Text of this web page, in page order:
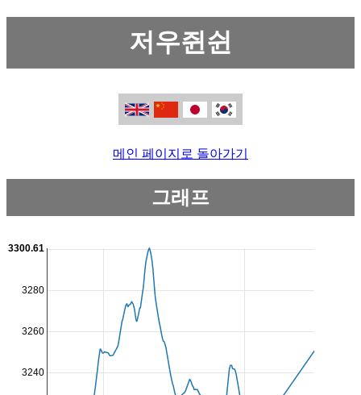
저우쥔쉰
메인 페이지로 돌아가기
그래프
3240
3260
3280
3300.61